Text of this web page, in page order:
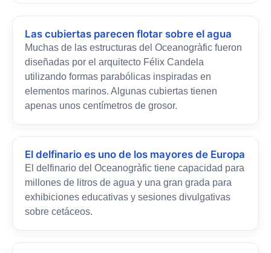
Las cubiertas parecen flotar sobre el agua
Muchas de las estructuras del Oceanogràfic fueron
diseñadas por el arquitecto Félix Candela
utilizando formas parabólicas inspiradas en
elementos marinos. Algunas cubiertas tienen
apenas unos centímetros de grosor.
El delfinario es uno de los mayores de Europa
El delfinario del Oceanogràfic tiene capacidad para
millones de litros de agua y una gran grada para
exhibiciones educativas y sesiones divulgativas
sobre cetáceos.